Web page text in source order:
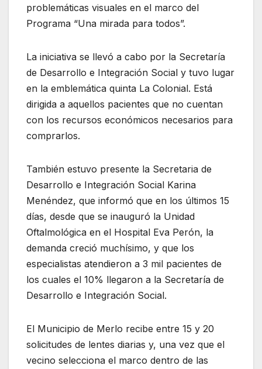
problemáticas visuales en el marco del
Programa “Una mirada para todos”.
La iniciativa se llevó a cabo por la Secretaría
de Desarrollo e Integración Social y tuvo lugar
en la emblemática quinta La Colonial. Está
dirigida a aquellos pacientes que no cuentan
con los recursos económicos necesarios para
comprarlos.
También estuvo presente la Secretaria de
Desarrollo e Integración Social Karina
Menéndez, que informó que en los últimos 15
días, desde que se inauguró la Unidad
Oftalmológica en el Hospital Eva Perón, la
demanda creció muchísimo, y que los
especialistas atendieron a 3 mil pacientes de
los cuales el 10% llegaron a la Secretaría de
Desarrollo e Integración Social.
El Municipio de Merlo recibe entre 15 y 20
solicitudes de lentes diarias y, una vez que el
vecino selecciona el marco dentro de las